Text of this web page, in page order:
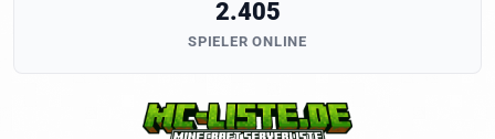
2.405
SPIELER ONLINE